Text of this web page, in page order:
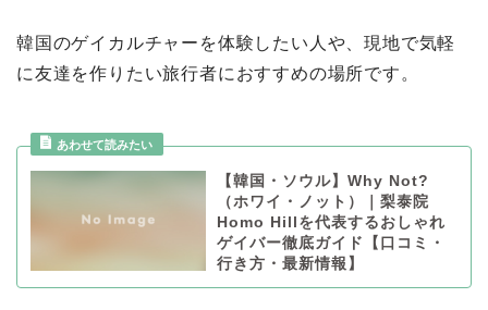
韓国のゲイカルチャーを体験したい人や、現地で気軽
に友達を作りたい旅行者におすすめの場所です。
【韓国・ソウル】Why Not?
（ホワイ・ノット）｜梨泰院
Homo Hillを代表するおしゃれ
ゲイバー徹底ガイド【口コミ・
行き方・最新情報】